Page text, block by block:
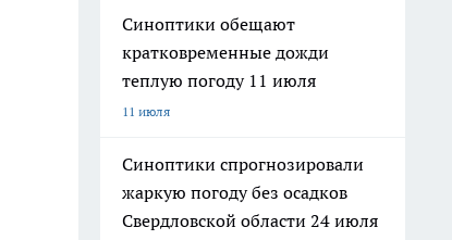
Синоптики обещают
кратковременные дожди
теплую погоду 11 июля
11 июля
Синоптики спрогнозировали
жаркую погоду без осадков
Свердловской области 24 июля